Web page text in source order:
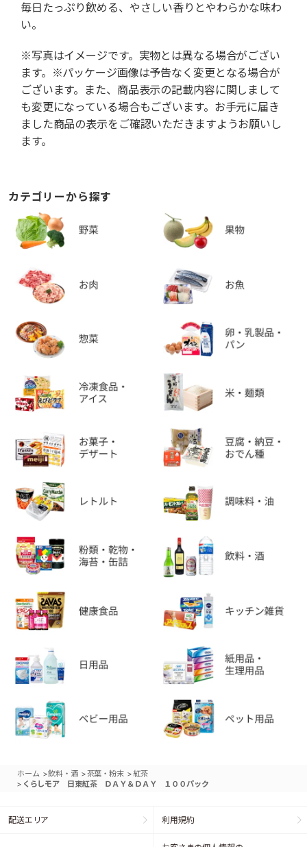
毎日たっぷり飲める、やさしい香りとやわらかな味わ
い。
※写真はイメージです。実物とは異なる場合がござい
ます。※パッケージ画像は予告なく変更となる場合が
ございます。また、商品表示の記載内容に関しまして
も変更になっている場合もございます。お手元に届き
ました商品の表示をご確認いただきますようお願いし
ます。
カテゴリーから探す
ホーム >飲料・酒 >茶葉・粉末 > 紅茶
> くらしモア 日東紅茶 ＤＡＹ＆ＤＡＹ １００パック
配送エリア 利用規約